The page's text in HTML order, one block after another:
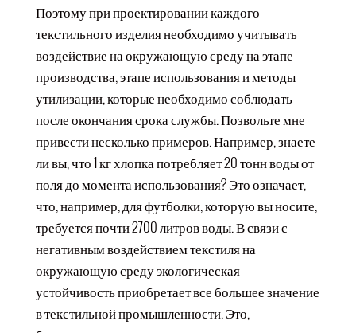
Поэтому при проектировании каждого
текстильного изделия необходимо учитывать
воздействие на окружающую среду на этапе
производства, этапе использования и методы
утилизации, которые необходимо соблюдать
после окончания срока службы. Позвольте мне
привести несколько примеров. Например, знаете
ли вы, что 1 кг хлопка потребляет 20 тонн воды от
поля до момента использования? Это означает,
что, например, для футболки, которую вы носите,
требуется почти 2700 литров воды. В связи с
негативным воздействием текстиля на
окружающую среду экологическая
устойчивость приобретает все большее значение
в текстильной промышленности. Это,